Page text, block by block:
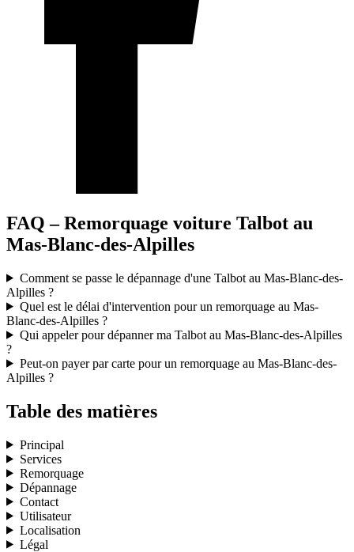
FAQ – Remorquage voiture Talbot au
Mas-Blanc-des-Alpilles
Comment se passe le dépannage d'une Talbot au Mas-Blanc-des-
Alpilles ?
Quel est le délai d'intervention pour un remorquage au Mas-
Blanc-des-Alpilles ?
Qui appeler pour dépanner ma Talbot au Mas-Blanc-des-Alpilles
?
Peut-on payer par carte pour un remorquage au Mas-Blanc-des-
Alpilles ?
Table des matières
Principal
Services
Remorquage
Dépannage
Contact
Utilisateur
Localisation
Légal